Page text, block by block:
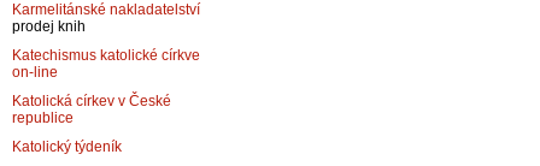
Karmelitánské nakladatelství
prodej knih
Katechismus katolické církve
on-line
Katolická církev v České
republice
Katolický týdeník